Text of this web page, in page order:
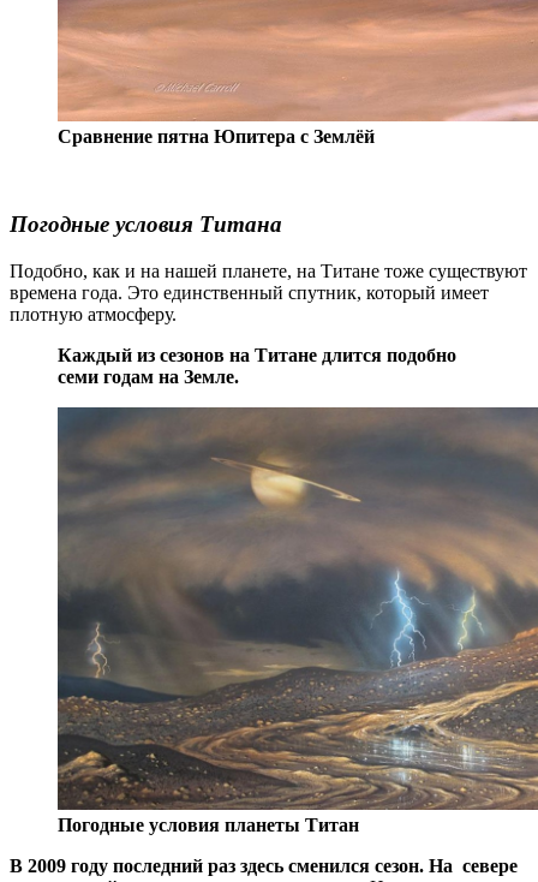
Сравнение пятна Юпитера с Землёй
Погодные условия Титана
Подобно, как и на нашей планете, на Титане тоже существуют
времена года. Это единственный спутник, который имеет
плотную атмосферу.
Каждый из сезонов на Титане длится подобно
семи годам на Земле.
Погодные условия планеты Титан
В 2009 году последний раз здесь сменился сезон. На севере